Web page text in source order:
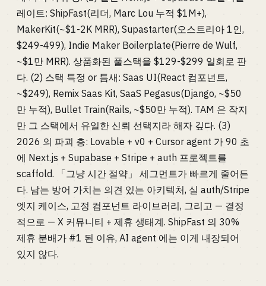
레이트: ShipFast(리더, Marc Lou 누적 $1M+),
MakerKit(~$1-2K MRR), Supastarter(오스트리아 1인,
$249-499), Indie Maker Boilerplate(Pierre de Wulf,
~$1만 MRR). 상품화된 풀스택을 $129-$299 일회로 판
다. (2) 스택 특정 or 틈새: Saas UI(React 컴포넌트,
~$249), Remix Saas Kit, SaaS Pegasus(Django, ~$50
만 누적), Bullet Train(Rails, ~$50만 누적). TAM 은 작지
만 그 스택에서 유일한 신뢰 선택지라 해자 깊다. (3)
2026 의 파괴 층: Lovable + v0 + Cursor agent 가 90 초
에 Next.js + Supabase + Stripe + auth 프로젝트를
scaffold. 「그냥 시간 절약」 세그먼트가 빠르게 줄어든
다. 남는 방어 가치는 의견 있는 아키텍처, 실 auth/Stripe
엣지 케이스, 고정 컴포넌트 라이브러리, 그리고 — 결정
적으로 — X 커뮤니티 + 제휴 생태계. ShipFast 의 30%
제휴 분배가 #1 된 이유, AI agent 에는 이게 내장되어
있지 않다.